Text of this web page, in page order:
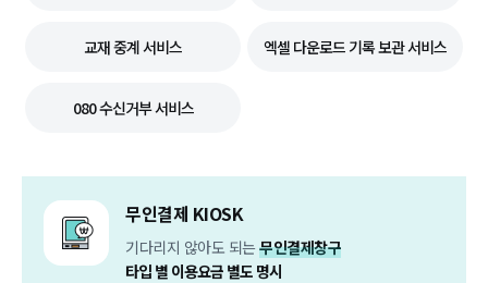
교재 중계 서비스 엑셀 다운로드 기록 보관 서비스
080 수신거부 서비스
무인결제 KIOSK
기다리지 않아도 되는무인결제창구
타입 별 이용요금 별도 명시